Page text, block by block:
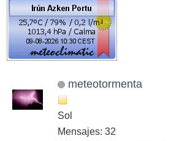
meteotormenta
Sol
Mensajes: 32